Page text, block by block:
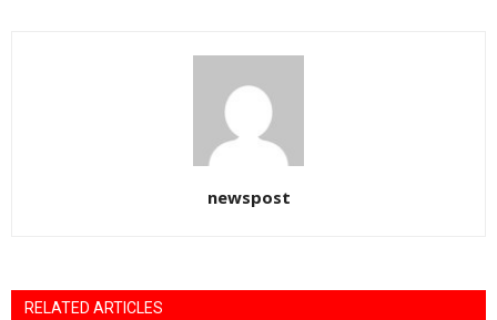
newspost
RELATED ARTICLES